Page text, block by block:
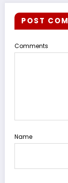
POST
Comments
Name